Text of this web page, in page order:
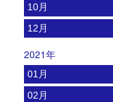
10月
12月
2021年
01月
02月